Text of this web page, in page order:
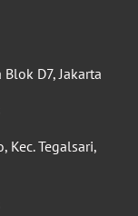
D7, Jakarta
Kec. Tegalsari,